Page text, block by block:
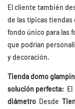
El cliente también
de las típicas tiendas
fondo único para las
que podrían
y decoración.
Tienda domo
solución perfecta: El
diámetro Desde